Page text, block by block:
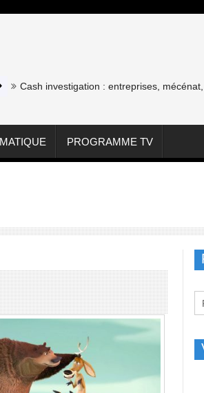
Cash investigation : entreprises, mécénat,
PROGRAMME TV